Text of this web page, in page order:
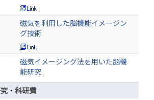
磁気を利用した脳機能イメージン
グ技術
磁気イメージング法を用いた脳機
能研究
・科研費